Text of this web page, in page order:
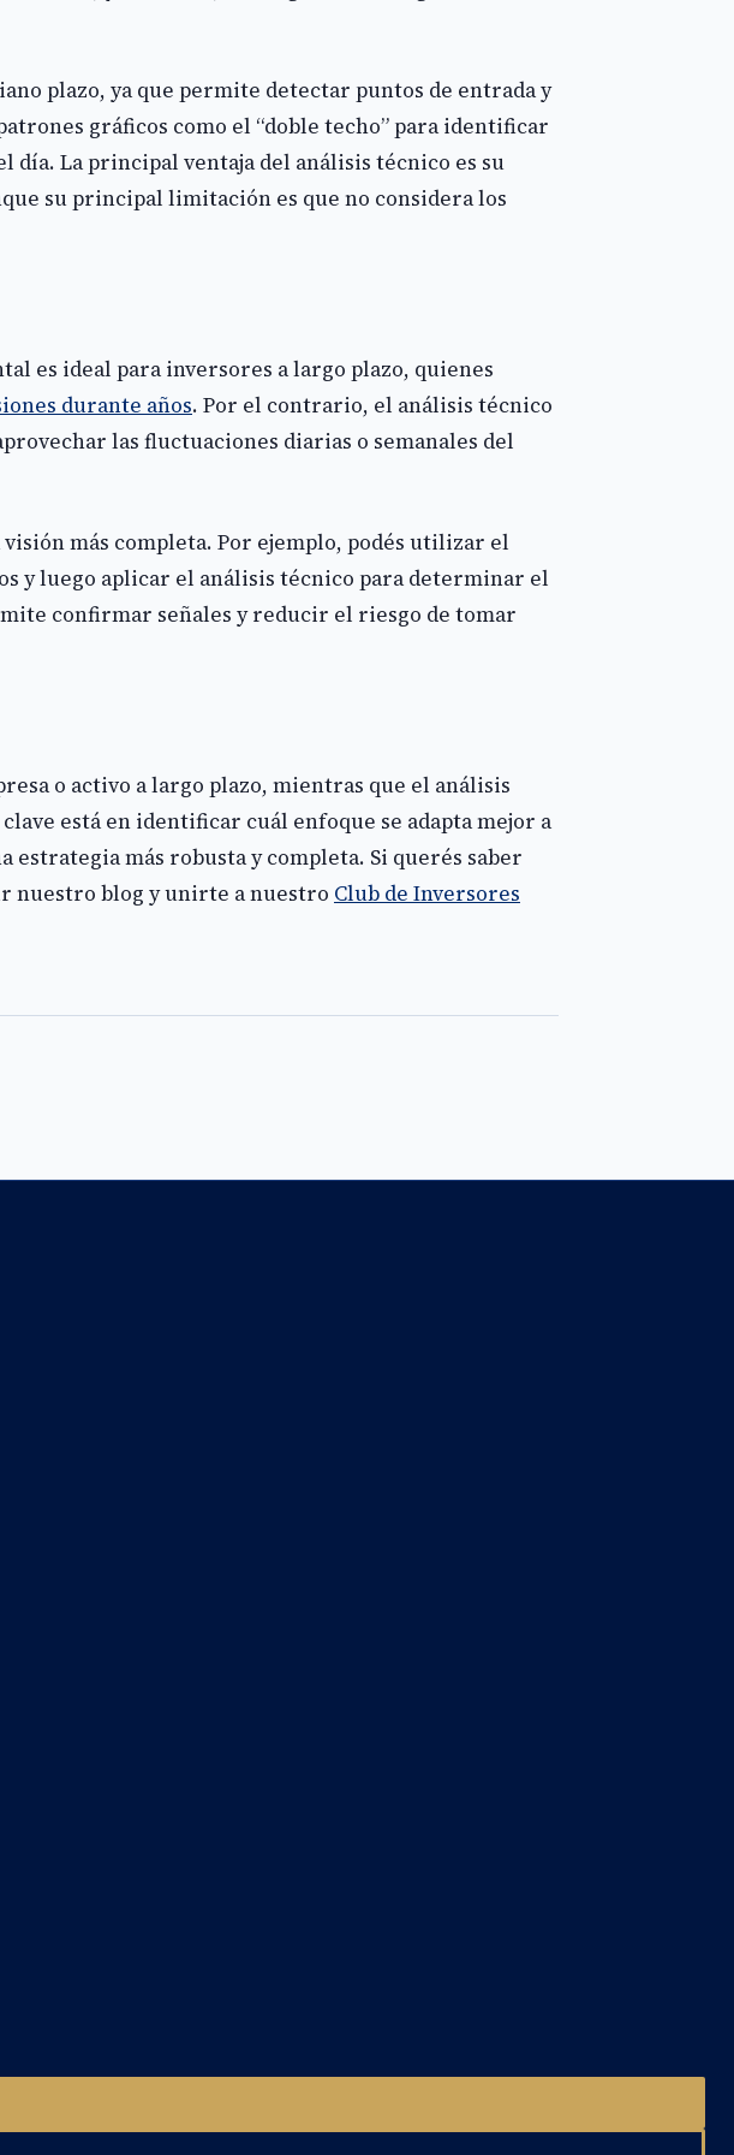
plazo, ya que permite detectar puntos de entrada y
gráficos como el “doble techo” para identificar
La principal ventaja del análisis técnico es su
su principal limitación es que no considera los
es ideal para inversores a largo plazo, quienes
durante años. Por el contrario, el análisis técnico
las fluctuaciones diarias o semanales del
más completa. Por ejemplo, podés utilizar el
y luego aplicar el análisis técnico para determinar el
confirmar señales y reducir el riesgo de tomar
o activo a largo plazo, mientras que el análisis
está en identificar cuál enfoque se adapta mejor a
más robusta y completa. Si querés saber
nuestro blog y unirte a nuestro Club de Inversores